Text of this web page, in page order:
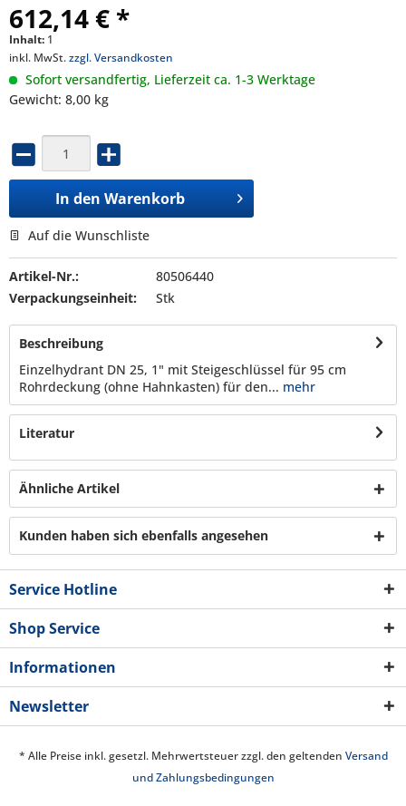
612,14 € *
Inhalt: 1
inkl. MwSt.zzgl. Versandkosten
Sofort versandfertig, Lieferzeit ca. 1-3 Werktage
Gewicht: 8,00 kg
In den Warenkorb
Auf die Wunschliste
Artikel-Nr.:
80506440
Verpackungseinheit:
Stk
Beschreibung
Einzelhydrant DN 25, 1" mit Steigeschlüssel für 95 cm
Rohrdeckung (ohne Hahnkasten) für den... mehr
Literatur
Ähnliche Artikel
Kunden haben sich ebenfalls angesehen
Service Hotline
Shop Service
Informationen
Newsletter
* Alle Preise inkl. gesetzl. Mehrwertsteuer zzgl. den geltenden Versand
und Zahlungsbedingungen